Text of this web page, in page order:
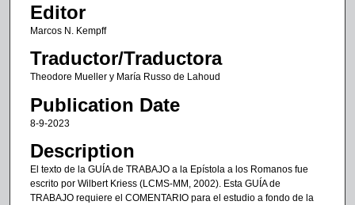
Editor
Marcos N. Kempff
Traductor/Traductora
Theodore Mueller y María Russo de Lahoud
Publication Date
8-9-2023
Description
El texto de la GUÍA de TRABAJO a la Epístola a los Romanos fue
escrito por Wilbert Kriess (LCMS-MM, 2002). Esta GUÍA de
TRABAJO requiere el COMENTARIO para el estudio a fondo de la